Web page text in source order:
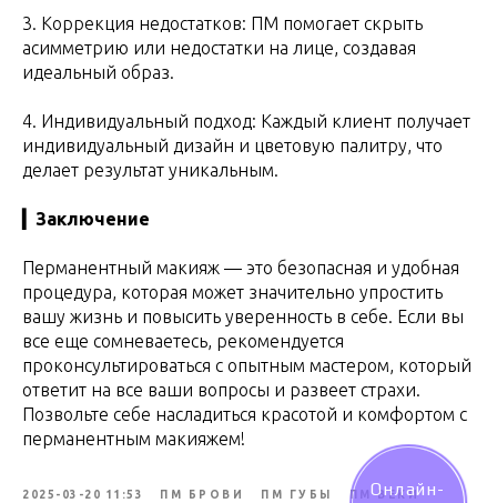
3. Коррекция недостатков: ПМ помогает скрыть
асимметрию или недостатки на лице, создавая
идеальный образ.
4. Индивидуальный подход: Каждый клиент получает
индивидуальный дизайн и цветовую палитру, что
делает результат уникальным.
▎Заключение
Перманентный макияж — это безопасная и удобная
процедура, которая может значительно упростить
вашу жизнь и повысить уверенность в себе. Если вы
все еще сомневаетесь, рекомендуется
проконсультироваться с опытным мастером, который
ответит на все ваши вопросы и развеет страхи.
Позвольте себе насладиться красотой и комфортом с
перманентным макияжем!
2025-03-20 11:53 ПМ БРОВИ ПМ ГУБЫ ПМ ВЕКИ
Онлайн-